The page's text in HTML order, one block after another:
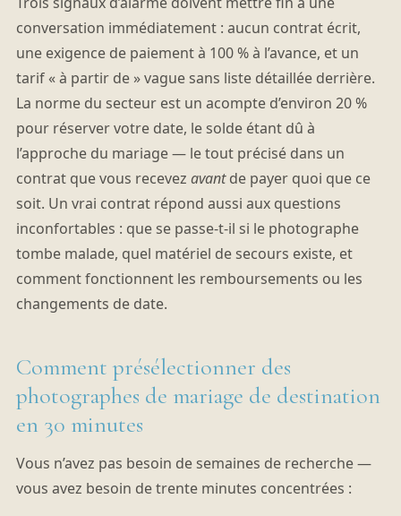
conversation immédiatement : aucun contrat écrit,
une exigence de paiement à 100 % à l’avance, et un
tarif « à partir de » vague sans liste détaillée derrière.
La norme du secteur est un acompte d’environ 20 %
pour réserver votre date, le solde étant dû à
l’approche du mariage — le tout précisé dans un
contrat que vous recevez avantde payer quoi que ce
soit. Un vrai contrat répond aussi aux questions
inconfortables : que se passe-t-il si le photographe
tombe malade, quel matériel de secours existe, et
comment fonctionnent les remboursements ou les
changements de date.
Comment présélectionner des
photographes de mariage de destination
en 30 minutes
Vous n’avez pas besoin de semaines de recherche —
vous avez besoin de trente minutes concentrées :